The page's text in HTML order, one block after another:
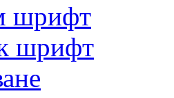
шрифт
шрифт